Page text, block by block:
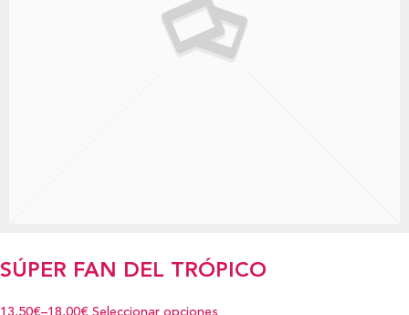
SÚPER FAN DEL TRÓPICO